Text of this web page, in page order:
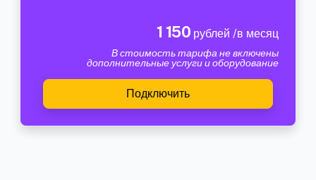
1 150 рублей /в месяц
В стоимость тарифа не включены
дополнительные услуги и оборудование
Подключить